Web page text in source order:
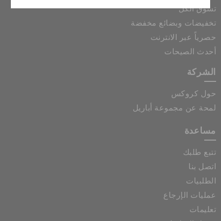
تسوق الكل
تخفيضات وبضائع مخفضة
حصرياً عبر الانترنت
أحدث الصيحات
الشركة
حول كروكس
لمحة عن مجموعة أباريل
مساعدة
تتبع طلبك
اتصل بنا
الطلبيات
عمليات الإرجاع
تعليمات